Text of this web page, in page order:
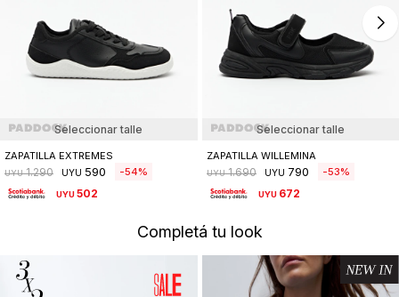
Seleccionar talle
ZAPATILLA EXTREMES
UYU 1.290 UYU 590 54
UYU502
Seleccionar talle
ZAPATILLA WILLEMINA
UYU 1.690 UYU 790 53
UYU 672
Completá tu look